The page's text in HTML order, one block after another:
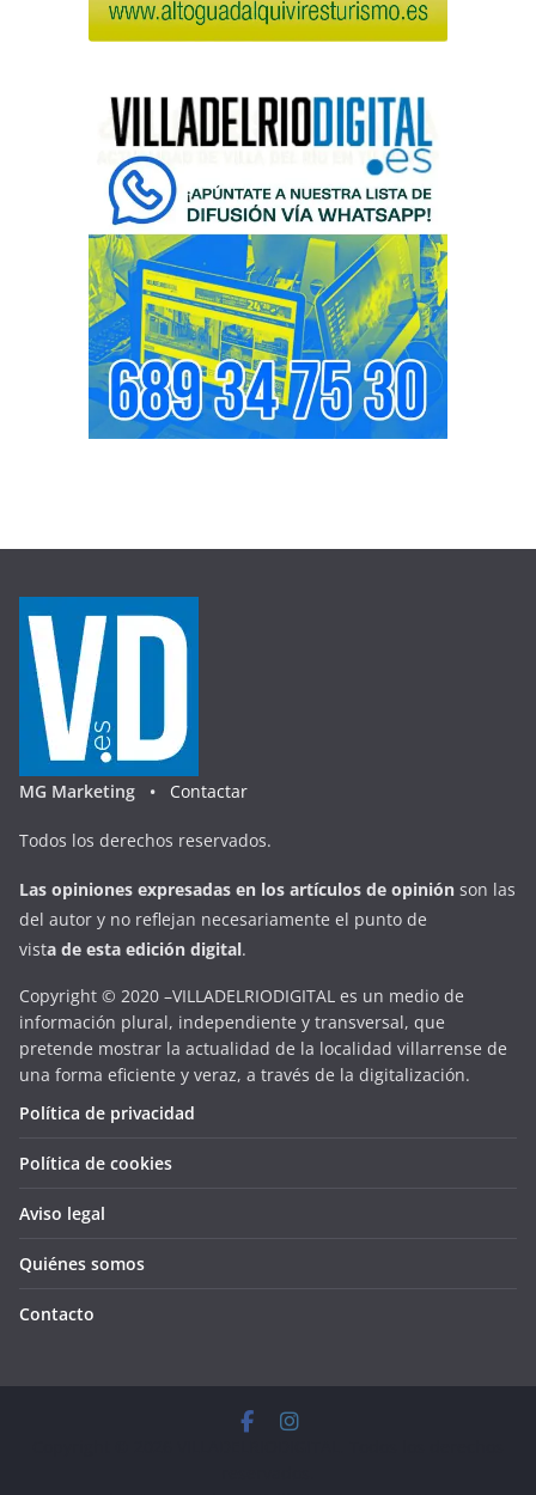
MG Marketing • Contactar
Todos los derechos reservados.
Las opiniones expresadas en los artículos de opinión son las
del autor y no reflejan necesariamente el punto de
vista de esta edición digital.
Copyright © 2020 –VILLADELRIODIGITAL es un medio de
información plural, independiente y transversal, que
pretende mostrar la actualidad de la localidad villarrense de
una forma eficiente y veraz, a través de la digitalización.
Política de privacidad
Política de cookies
Aviso legal
Quiénes somos
Contacto